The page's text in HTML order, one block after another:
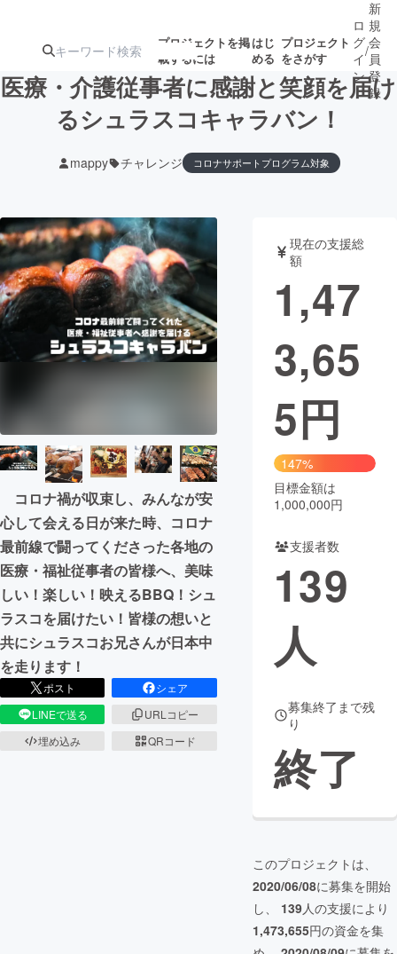
プロジェクトを掲
載するには
はじ
める
プロジェクト
をさがす
ターン
注目の新着プロ
ジェクト
募集終了が近いプ
ロジェクト
もうすぐ公開
されます
アート・写真 音楽
テクノロジー・ガジェット ゲーム・サ
映像・映画
ビジネス・起業
まちづくり・地域活性化
CAMPFIRE for Social Good CAMPFIRE Creation
CAMPFIREふるさと納税 machi-ya コミュニティ
ロ
グ
イ
ン
/
新
規
会
員
登
録
医療・介護従事者に感謝と笑顔を届け
るシュラスコキャラバン！
mappy チャレンジ コロナサポートプログラム対象
コロナ禍が収束し、みんなが安
心して会える日が来た時、コロナ
最前線で闘ってくださった各地の
医療・福祉従事者の皆様へ、美味
しい！楽しい！映えるBBQ！シュ
ラスコを届けたい！皆様の想いと
共にシュラスコお兄さんが日本中
を走ります！
ポスト
シェア
LINEで送る
URLコピー
埋め込み
QRコード
現在の支援総
額
1,47
3,65
5円
147%
目標金額は
1,000,000円
支援者数
139
人
募集終了まで残
り
終了
このプロジェクトは、
2020/06/08に募集を開始
し、 139人の支援により
1,473,655円の資金を集